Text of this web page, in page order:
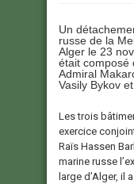
Un
russe de la
Alger le 23
était composé
Admiral
Vasily Bykov
Les trois
exercice
Raïs Hassen
marine russe
large d’Alger, il